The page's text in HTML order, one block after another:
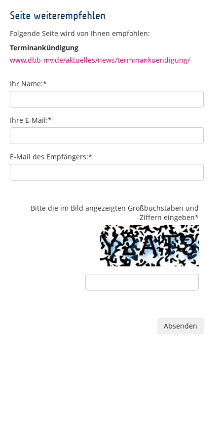
Seite weiterempfehlen
Folgende Seite wird von Ihnen empfohlen:
Terminankündigung
www.dbb-mv.de/aktuelles/news/terminankuendigung/
Ihr Name:*
Ihre E-Mail:*
E-Mail des Empfängers:*
Bitte die im Bild angezeigten Großbuchstaben und
Ziffern eingeben*
Absenden